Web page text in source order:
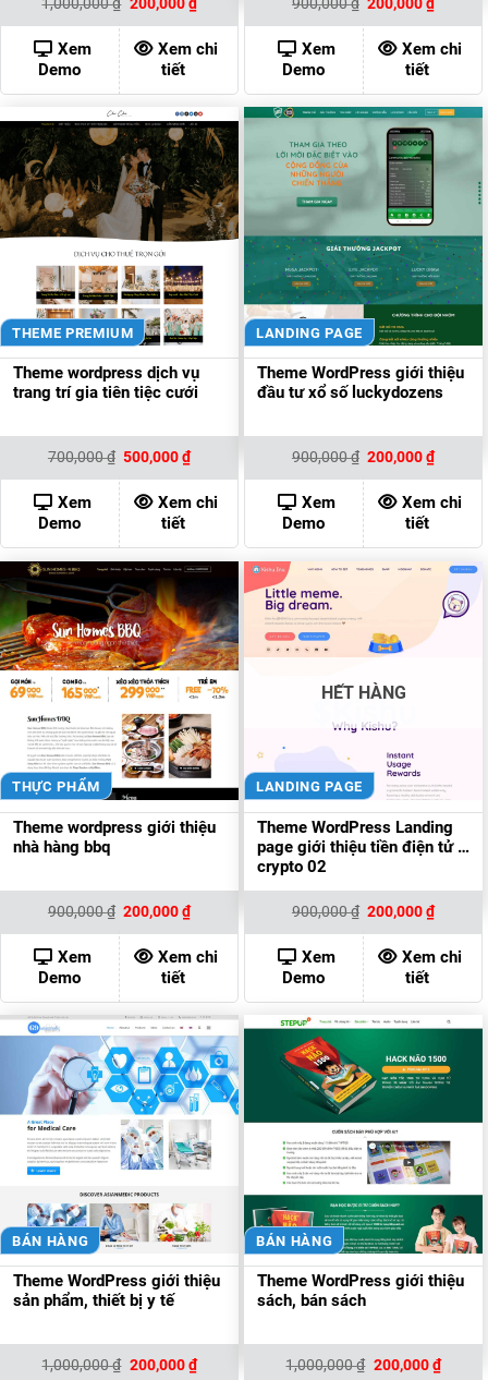
là:
1,000,000 ₫.
hiện
tại
là:
200,000 ₫.
Xem
Demo
Xem chi
tiết
là:
900,000 ₫.
hiện
tại
là:
Xem
Demo
Xem chi
tiết
THEME PREMIUM
Theme wordpress dịch vụ
trang trí gia tiên tiệc cưới
700,000₫ Giá
là:
700,000 ₫.
500,000₫Giá
hiện
tại
là:
500,000 ₫.
Xem
Demo
Xem chi
tiết
LANDING PAGE
Theme WordPress giới thiệu
đầu tư xổ số luckydozens
900,000₫ Giá
là:
900,000 ₫.
200,000₫Giá
hiện
tại
là:
Xem
Demo
Xem chi
tiết
THỰC PHẨM
Theme wordpress giới thiệu
nhà hàng bbq
900,000₫ Giá
là:
900,000 ₫.
200,000₫Giá
hiện
tại
là:
200,000 ₫.
Xem
Demo
Xem chi
tiết
HẾT HÀNG
LANDING PAGE
Theme WordPress Landing
page giới thiệu tiền điện tử –
crypto 02
900,000₫ Giá
là:
900,000 ₫.
200,000₫Giá
hiện
tại
là:
Xem
Demo
Xem chi
tiết
BÁN HÀNG
Theme WordPress giới thiệu
sản phẩm, thiết bị y tế
1,000,000₫ Giá
200,000₫Giá
BÁN HÀNG
Theme WordPress giới thiệu
sách, bán sách
1,000,000₫ Giá
200,000₫Giá